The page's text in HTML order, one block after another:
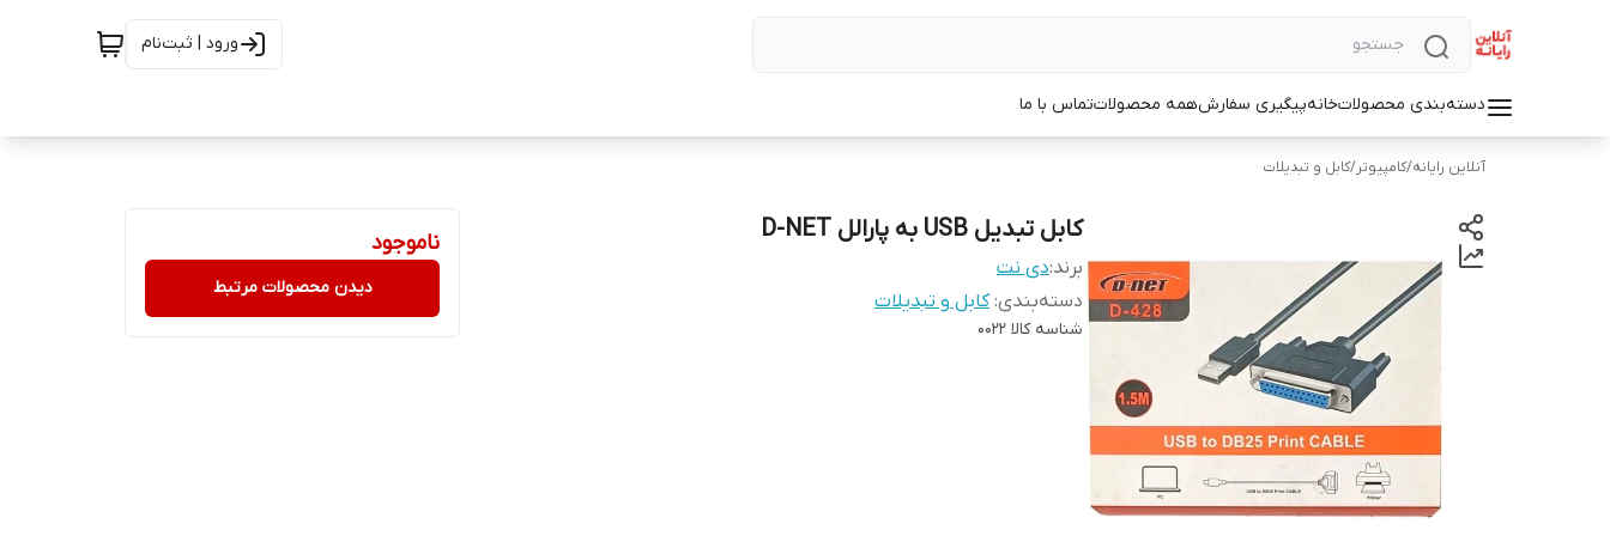
ورود | ثبت‌نام
دسته‌بندی محصولاتخانهپیگیری سفارشهمه محصولاتتماس با ما
آنلاین رایانه/کامپیوتر/کابل و تبدیلات
کابل تبدیل USB به پارالل D-NET
برند:دی نت
دسته‌بندی:کابل و تبدیلات
شناسه کالا 0022
ناموجود
دیدن محصولات مرتبط